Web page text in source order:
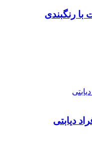
رنگبندی
دیابتی